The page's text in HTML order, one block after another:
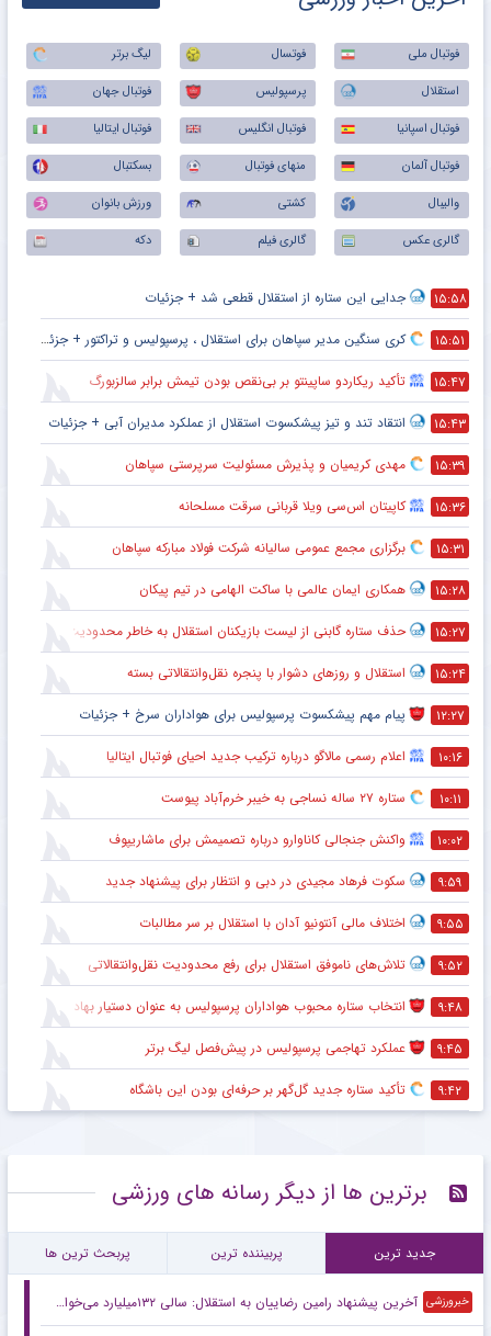
فوتبال ملی فوتسال
لیگ برتر
استقلال
پرسپولیس
فوتبال جهان
فوتبال اسپانیا
فوتبال انگلیس
فوتبال ایتالیا
فوتبال آلمان
منهای فوتبال
بسکتبال
والیبال
کشتی
ورزش بانوان
گالری عکس
گالری فیلم دکه
۱۵:۵۸ جدایی این ستاره از استقلال قطعی شد + جزئیات
۱۵:۵۱ کری سنگین مدیر سپاهان برای استقلال ، پرسپولیس و تراکتور + جزئیات
۱۵:۴۷ تأکید ریکاردو ساپینتو بر بی‌نقص بودن تیمش برابر سالزبورگ
۱۵:۴۳ انتقاد تند و تیز پیشکسوت استقلال از عملکرد مدیران آبی + جزئیات
۱۵:۳۹ مهدی کریمیان و پذیرش مسئولیت سرپرستی سپاهان
۱۵:۳۶ کاپیتان اس‌سی ویلا قربانی سرقت مسلحانه
۱۵:۳۱ برگزاری مجمع عمومی سالیانه شرکت فولاد مبارکه سپاهان
۱۵:۲۸ همکاری ایمان عالمی با ساکت الهامی در تیم پیکان
۱۵:۲۷ حذف ستاره گابنی از لیست بازیکنان استقلال به خاطر محدودیت نقل‌وانتقالاتی
۱۵:۲۴ استقلال و روزهای دشوار با پنجره نقل‌وانتقالاتی بسته
۱۲:۲۷ پیام مهم پیشکسوت پرسپولیس برای هواداران سرخ + جزئیات
۱۰:۱۶ اعلام رسمی مالاگو درباره ترکیب جدید احیای فوتبال ایتالیا
۱۰:۱۱ ستاره ۲۷ ساله نساجی به خیبر خرم‌آباد پیوست
۱۰:۰۲ واکنش جنجالی کاناوارو درباره تصمیمش برای ماشاریپوف
۹:۵۹ سکوت فرهاد مجیدی در دبی و انتظار برای پیشنهاد جدید
۹:۵۵ اختلاف مالی آنتونیو آدان با استقلال بر سر مطالبات
۹:۵۲ تلاش‌های ناموفق استقلال برای رفع محدودیت نقل‌وانتقالاتی
۹:۴۸ انتخاب ستاره محبوب هواداران پرسپولیس به عنوان دستیار بهادر عبدی
۹:۴۵ عملکرد تهاجمی پرسپولیس در پیش‌فصل لیگ برتر
۹:۴۲ تأکید ستاره جدید گل‌گهر بر حرفه‌ای بودن این باشگاه
برترین ها از دیگر رسانه های ورزشی
جدید ترین پربیننده ترین پربحث ترین ها
خبرورزشی آخرین پیشنهاد رامین رضاییان به استقلال: سالی ۱۳۲میلیارد می‌خواهم!